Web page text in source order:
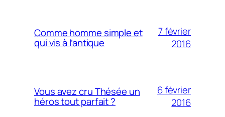
Comme homme simple et
qui vis à l’antique
7 février
2016
Vous avez cru Thésée un
héros tout parfait ?
6 février
2016